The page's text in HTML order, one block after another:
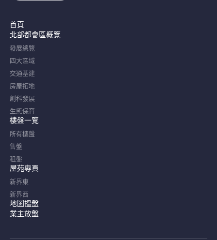
首頁
北部都會區概覽​
發展總覽
四大區域
交通基建
房屋拓地
創科發展
生態保育
樓盤一覽
所有樓盤
售盤
租盤
屋苑專頁
新界東
新界西
地圖搵盤
業主放盤